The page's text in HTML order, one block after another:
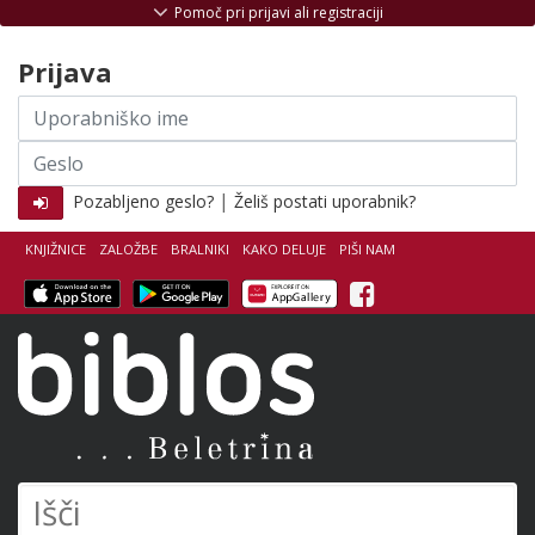
KNJIŽNICE ZALOŽBE BRALNIKI KAKO DELUJE PIŠI NAM
Facebook
Pomoč pri prijavi ali registraciji
Prijava
Uporabniško
ime
Geslo
Pozabljeno geslo? | Želiš postati uporabnik?